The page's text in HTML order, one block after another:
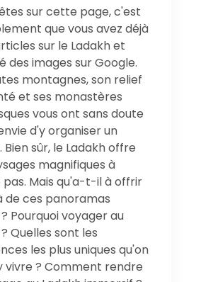
sur cette page, c'est
que vous avez déjà
sur le Ladakh et
des images sur Google.
montagnes, son relief
et ses monastères
vous ont sans doute
d'y organiser un
Bien sûr, le Ladakh offre
magnifiques à
pas. Mais qu'a-t-il à offrir
de ces panoramas
Pourquoi voyager au
Quelles sont les
les plus uniques qu'on
vivre ? Comment rendre